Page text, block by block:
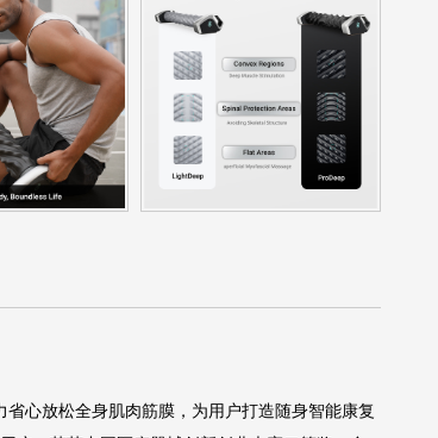
心放松全身肌肉筋膜，为用户打造随身智能康复